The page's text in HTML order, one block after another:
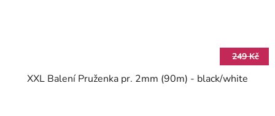
249 Kč
XXL Balení Pruženka pr. 2mm (90m) - black/white